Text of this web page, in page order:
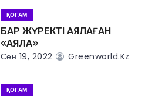
ҚОҒАМ
БАР ЖҮРЕКТІ АЯЛАҒАН
«АЯЛА»
Сен 19, 2022 Greenworld.kz
ҚОҒАМ